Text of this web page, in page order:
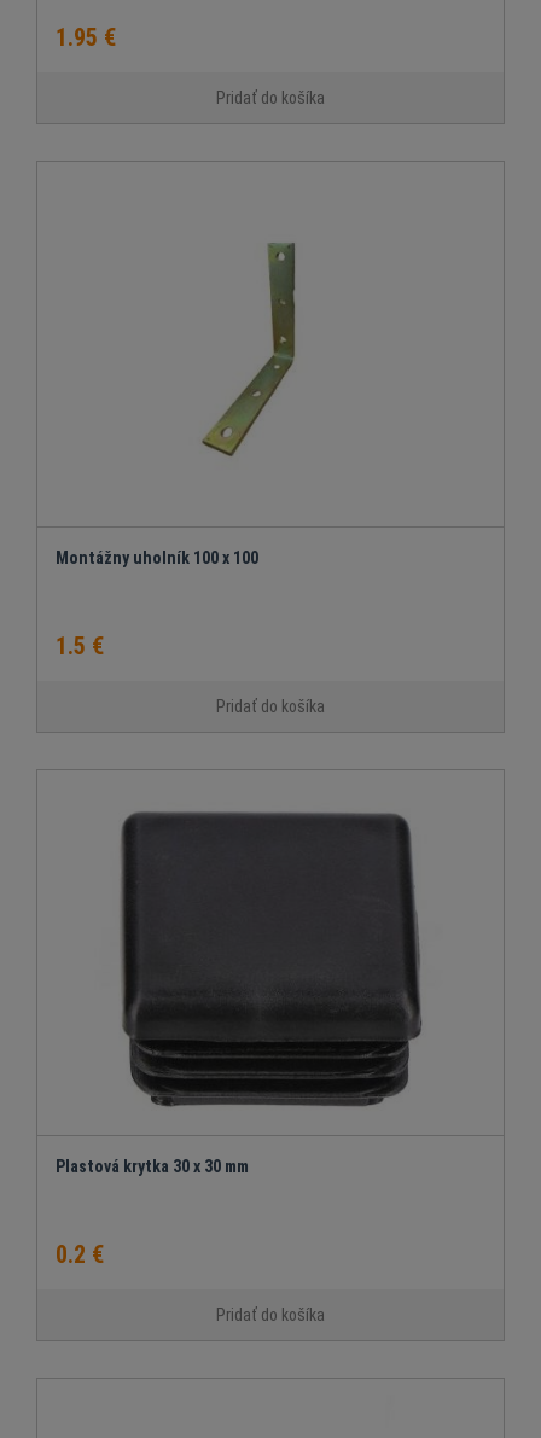
1.95 €
Pridať do košíka
Montážny uholník 100 x 100
1.5 €
Pridať do košíka
Plastová krytka 30 x 30 mm
0.2 €
Pridať do košíka